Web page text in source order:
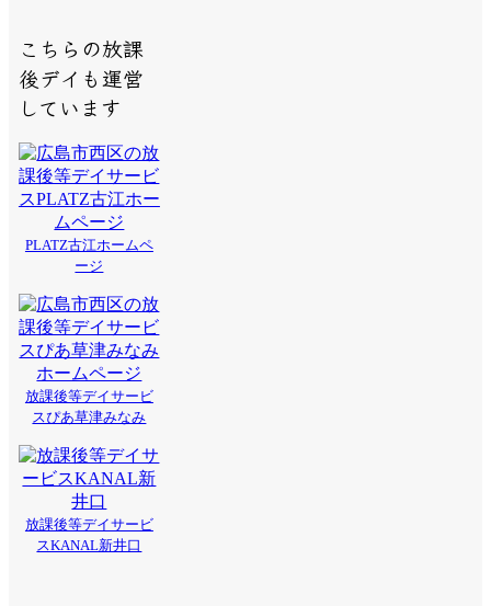
こちらの放課
後デイも運営
しています
PLATZ古江ホームペ
ージ
放課後等デイサービ
スぴあ草津みなみ
放課後等デイサービ
スKANAL新井口